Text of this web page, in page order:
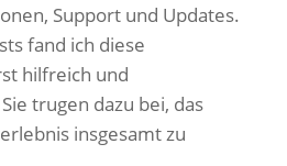
Support und Updates.
fand ich diese
hilfreich und
trugen dazu bei, das
insgesamt zu